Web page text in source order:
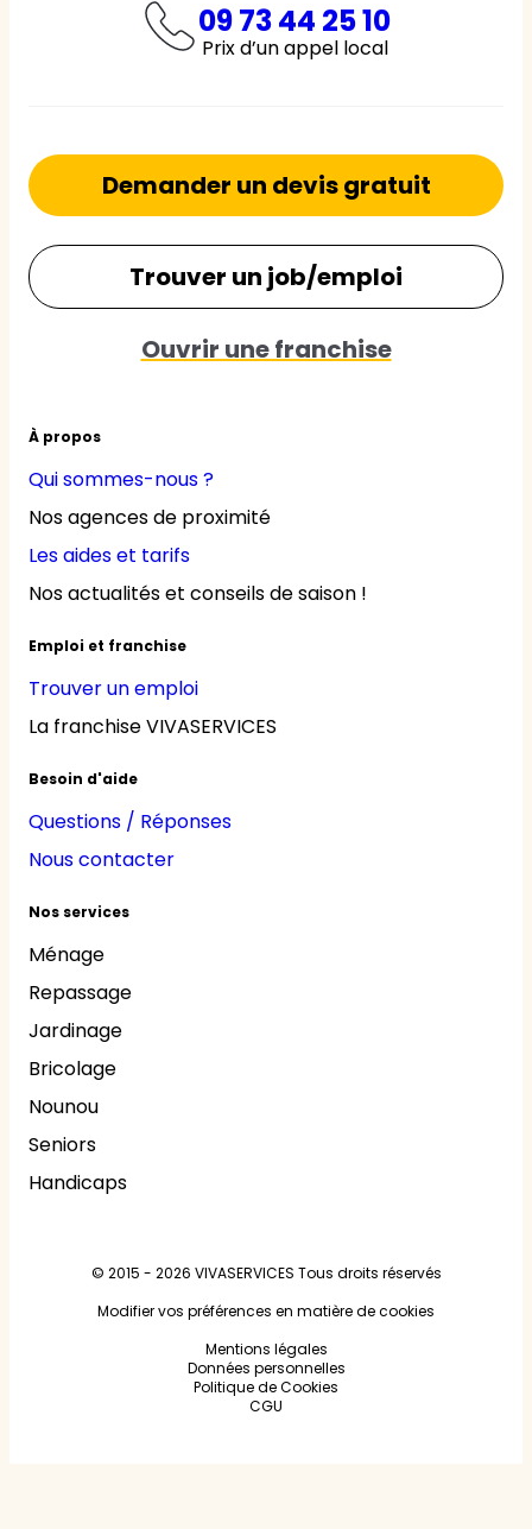
09 73 44 25 10
Prix d’un appel local
À propos
Qui sommes-nous ?
Nos agences de proximité
Les aides et tarifs
Nos actualités et conseils de saison !
Emploi et franchise
Trouver un emploi
La franchise VIVASERVICES
Besoin d'aide
Questions / Réponses
Nous contacter
Nos services
Ménage
Repassage
Jardinage
Bricolage
Nounou
Seniors
Handicaps
Demander un devis gratuit
Trouver un job/emploi
Ouvrir une franchise
© 2015 - 2026 VIVASERVICES Tous droits réservés
Modifier vos préférences en matière de cookies
Mentions légales
Données personnelles
Politique de Cookies
CGU